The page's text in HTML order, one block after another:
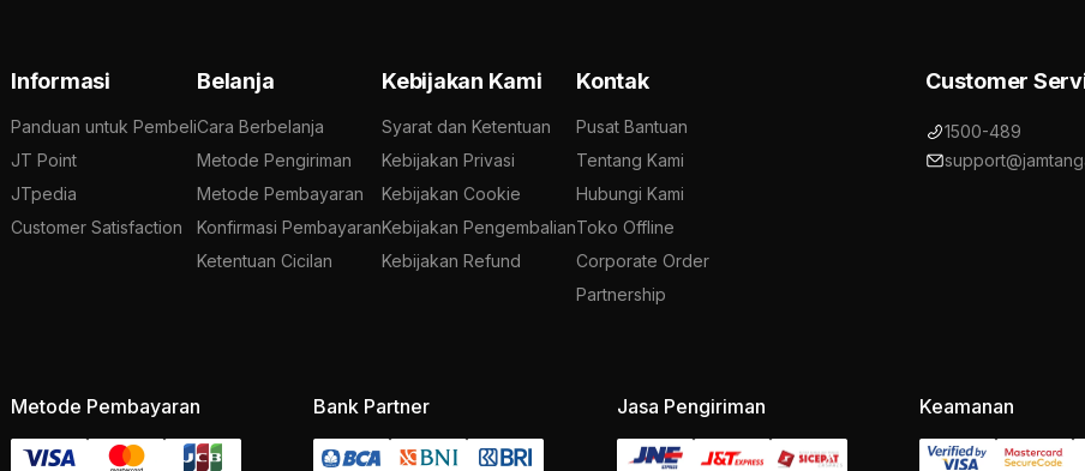
Informasi
Panduan untuk Pembeli
JT Point
JTpedia
Customer Satisfaction
Belanja
Cara Berbelanja
Metode Pengiriman
Metode Pembayaran
Konfirmasi Pembayaran
Ketentuan Cicilan
Kebijakan Kami
Syarat dan Ketentuan
Kebijakan Privasi
Kebijakan Cookie
Kebijakan Pengembalian
Kebijakan Refund
Kontak
Pusat Bantuan
Tentang Kami
Hubungi Kami
Toko Offline
Corporate Order
Partnership
Customer
1500-489
Metode Pembayaran Bank Partner Jasa Pengiriman Keamanan